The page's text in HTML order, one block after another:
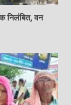
निलंबित, वन